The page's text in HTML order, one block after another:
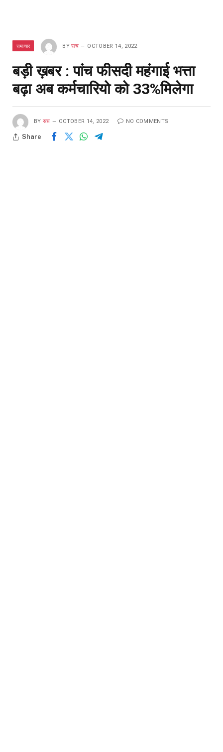
समाचार BY सच OCTOBER 14, 2022
बड़ी ख़बर : पांच फीसदी महंगाई भत्ता
बढ़ा अब कर्मचारियो को 33%मिलेगा
BY सच OCTOBER 14, 2022 NO COMMENTS
Share